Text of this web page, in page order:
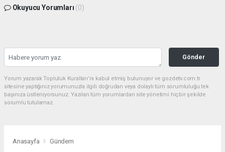
Okuyucu Yorumları (0)
Gönder
Yorum yazarak Topluluk Kuralları’nı kabul etmiş bulunuyor ve gozdetv.com.tr
sitesine yaptığınız yorumunuzla ilgili doğrudan veya dolaylı tüm sorumluluğu tek
başınıza üstleniyorsunuz. Yazılan tüm yorumlardan site yönetimi hiçbir şekilde
sorumlu tutulamaz.
Anasayfa Gündem